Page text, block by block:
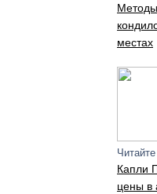
местах
Капли
цены в